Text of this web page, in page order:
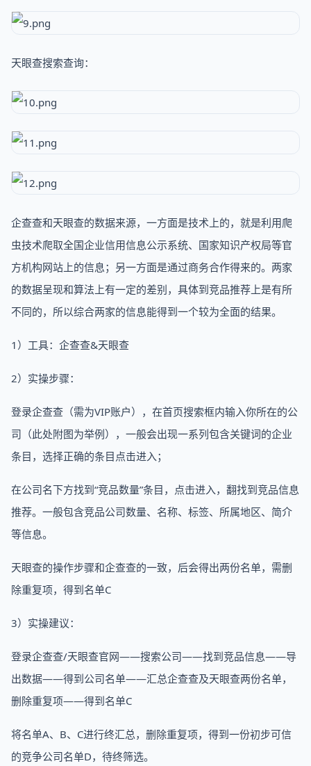
天眼查搜索查询：
企查查和天眼查的数据来源，一方面是技术上的，就是利用爬
虫技术爬取全国企业信用信息公示系统、国家知识产权局等官
方机构网站上的信息；另一方面是通过商务合作得来的。两家
的数据呈现和算法上有一定的差别，具体到竞品推荐上是有所
不同的，所以综合两家的信息能得到一个较为全面的结果。
1）工具：企查查&天眼查
2）实操步骤：
登录企查查（需为VIP账户），在首页搜索框内输入你所在的公
司（此处附图为举例），一般会出现一系列包含关键词的企业
条目，选择正确的条目点击进入；
在公司名下方找到“竞品数量”条目，点击进入，翻找到竞品信息
推荐。一般包含竞品公司数量、名称、标签、所属地区、简介
等信息。
天眼查的操作步骤和企查查的一致，后会得出两份名单，需删
除重复项，得到名单C
3）实操建议：
登录企查查/天眼查官网——搜索公司——找到竞品信息——导
出数据——得到公司名单——汇总企查查及天眼查两份名单，
删除重复项——得到名单C
将名单A、B、C进行终汇总，删除重复项，得到一份初步可信
的竞争公司名单D，待终筛选。